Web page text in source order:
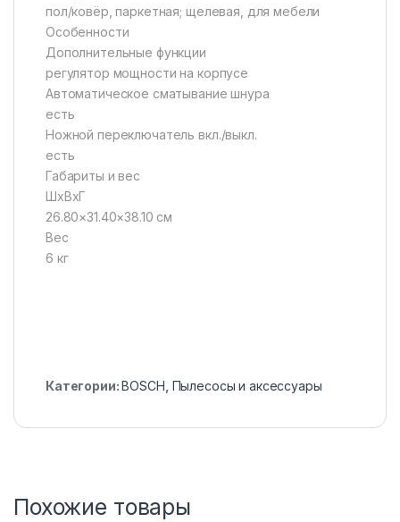
пол/ковёр, паркетная; щелевая, для мебели
Особенности
Дополнительные функции
регулятор мощности на корпусе
Автоматическое сматывание шнура
есть
Ножной переключатель вкл./выкл.
есть
Габариты и вес
ШхВхГ
26.80×31.40×38.10 см
Вес
6 кг
Категории:BOSCH Пылесосы и аксессуары
Похожие товары